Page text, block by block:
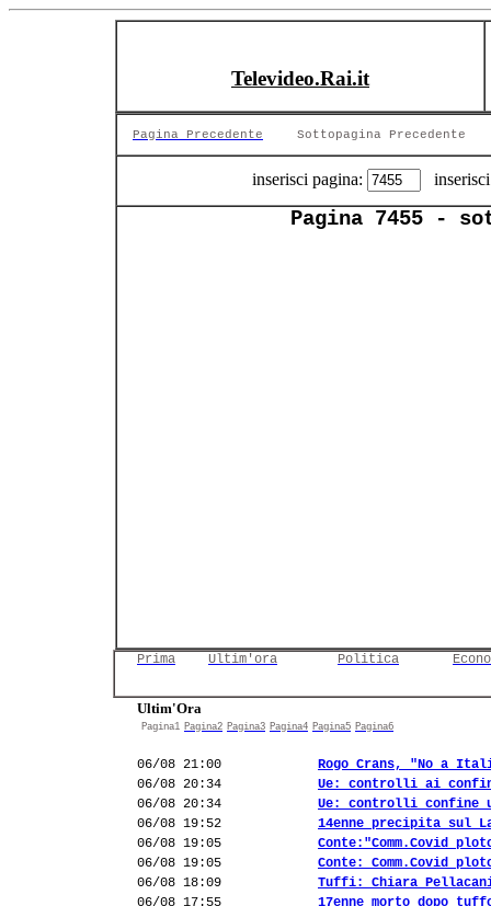
Televideo.Rai.it
Pagina Precedente Sottopagina Precedente
inserisci pagina:
Pagina 7455 -
Prima Ultim'ora Politica
Ultim'Ora
Pagina1 Pagina2 Pagina3 Pagina4 Pagina5 Pagina6
06/08 21:00
Rogo Crans, "No a
06/08 20:34
Ue: controlli ai
06/08 20:34
Ue: controlli confine
06/08 19:52
14enne precipita sul
06/08 19:05
Conte:"Comm.Covid
06/08 19:05
Conte: Comm.Covid
06/08 18:09
Tuffi: Chiara
06/08 17:55
17enne morto dopo